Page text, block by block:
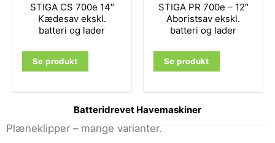
STIGA CS 700e 14″
Kædesav ekskl.
batteri og lader
Se produkt
STIGA PR 700e – 12″
Aboristsav ekskl.
batteri og lader
Se produkt
Batteridrevet Havemaskiner
Plæneklipper – mange varianter.